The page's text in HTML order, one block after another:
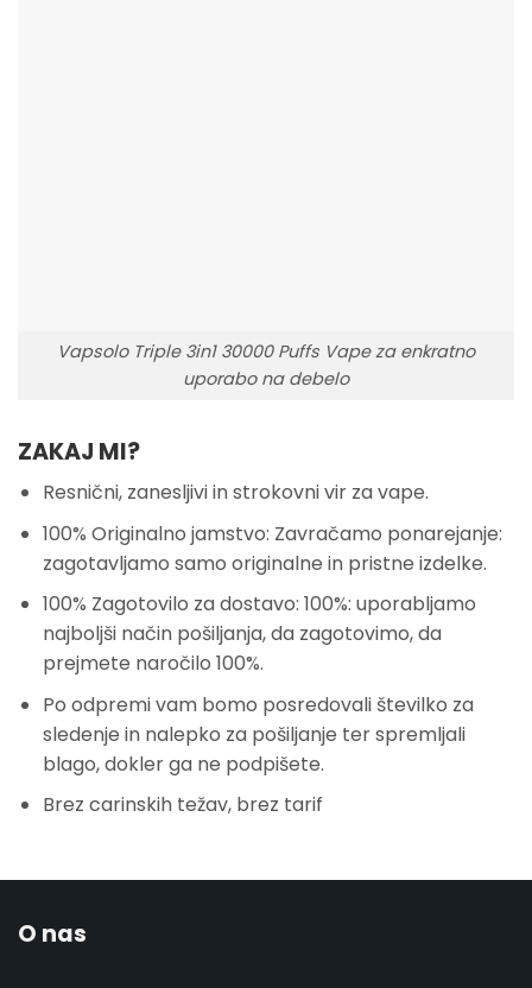
Vapsolo Triple 3in1 30000 Puffs Vape za enkratno
uporabo na debelo
ZAKAJ MI?
Resnični, zanesljivi in strokovni vir za vape.
100% Originalno jamstvo: Zavračamo ponarejanje:
zagotavljamo samo originalne in pristne izdelke.
100% Zagotovilo za dostavo: 100%: uporabljamo
najboljši način pošiljanja, da zagotovimo, da
prejmete naročilo 100%.
Po odpremi vam bomo posredovali številko za
sledenje in nalepko za pošiljanje ter spremljali
blago, dokler ga ne podpišete.
Brez carinskih težav, brez tarif
O nas